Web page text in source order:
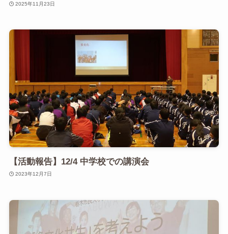
2025年11月23日
【活動報告】12/4 中学校での講演会
2023年12月7日